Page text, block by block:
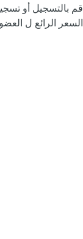
قم بالتسجيل أو
السعر الرائع ل